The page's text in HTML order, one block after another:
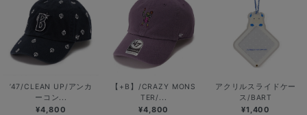
’47/CLEAN UP/アンカ
ーコン...
¥4,800
【+B】/CRAZY MONS
TER/...
¥4,800
アクリルスライドケー
ス/BART
¥1,400